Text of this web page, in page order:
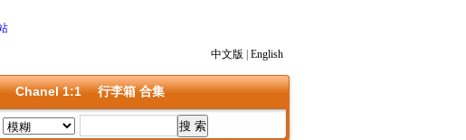
中文版 English
Chanel 1:1 行李箱 合集